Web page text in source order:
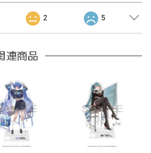
2 5
連商品